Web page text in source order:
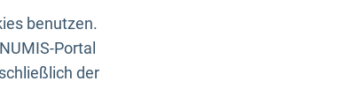
benutzen.
Portal
der